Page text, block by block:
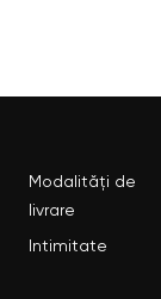
Modalități de
livrare
Intimitate